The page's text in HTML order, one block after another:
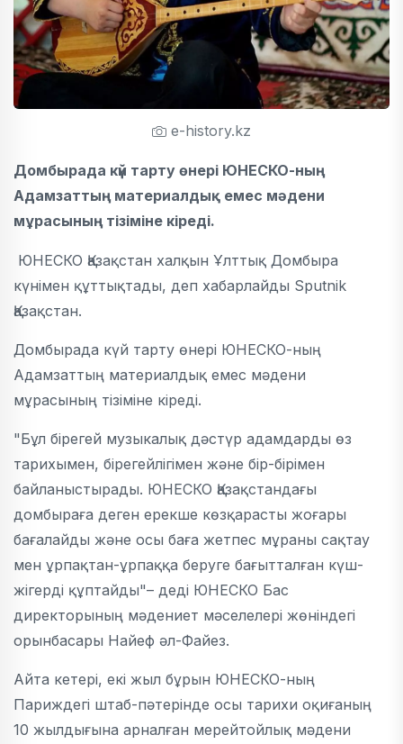
e-history.kz
Домбырада күй тарту өнері ЮНЕСКО-ның
Адамзаттың материалдық емес мәдени
мұрасының тізіміне кіреді.
ЮНЕСКО Қазақстан халқын Ұлттық Домбыра
күнімен құттықтады, деп хабарлайды Sputnik
Қазақстан.
Домбырада күй тарту өнері ЮНЕСКО-ның
Адамзаттың материалдық емес мәдени
мұрасының тізіміне кіреді.
"Бұл бірегей музыкалық дәстүр адамдарды өз
тарихымен, бірегейлігімен және бір-бірімен
байланыстырады. ЮНЕСКО Қазақстандағы
домбыраға деген ерекше көзқарасты жоғары
бағалайды және осы баға жетпес мұраны сақтау
мен ұрпақтан-ұрпаққа беруге бағытталған күш-
жігерді құптайды"– деді ЮНЕСКО Бас
директорының мәдениет мәселелері жөніндегі
орынбасары Найеф әл-Файез.
Айта кетері, екі жыл бұрын ЮНЕСКО-ның
Париждегі штаб-пәтерінде осы тарихи оқиғаның
10 жылдығына арналған мерейтойлық мәдени